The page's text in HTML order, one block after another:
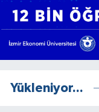
Yükleniyor...